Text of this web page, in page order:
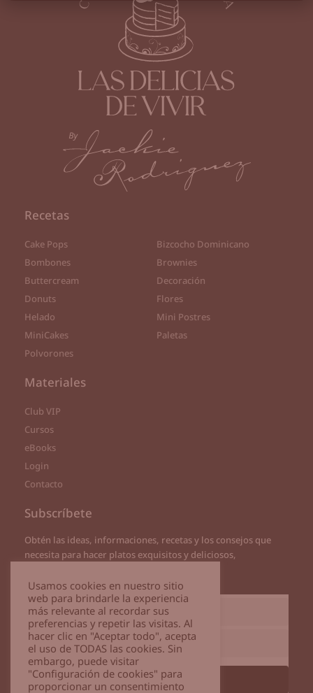
Recetas
Cake Pops
Bizcocho Dominicano
Bombones
Brownies
Buttercream
Decoración
Donuts
Flores
Helado
Mini Postres
MiniCakes
Paletas
Polvorones
Materiales
Club VIP
Cursos
eBooks
Login
Contacto
Subscríbete
Obtén las ideas, informaciones, recetas y los consejos que
necesita para hacer platos exquisitos y deliciosos,
Subscribirme
Usamos cookies en nuestro sitio
web para brindarle la experiencia
más relevante al recordar sus
preferencias y repetir las visitas. Al
hacer clic en "Aceptar todo", acepta
el uso de TODAS las cookies. Sin
embargo, puede visitar
"Configuración de cookies" para
proporcionar un consentimiento